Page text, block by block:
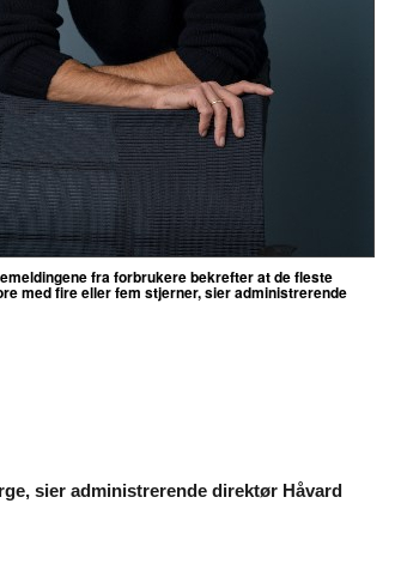
fra forbrukere bekrefter at de fleste
med fire eller fem stjerner, sier administrerende
sier administrerende direktør Håvard